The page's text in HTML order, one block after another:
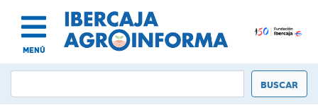
MENÚ